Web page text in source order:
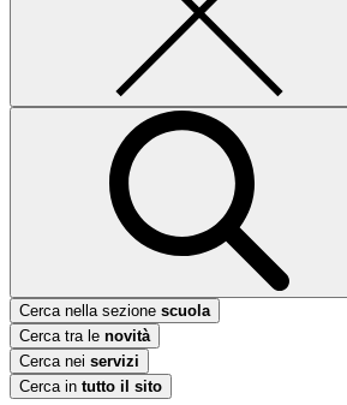
Cerca nella sezione scuola
Cerca tra le novità
Cerca nei servizi
Cerca in tutto il sito